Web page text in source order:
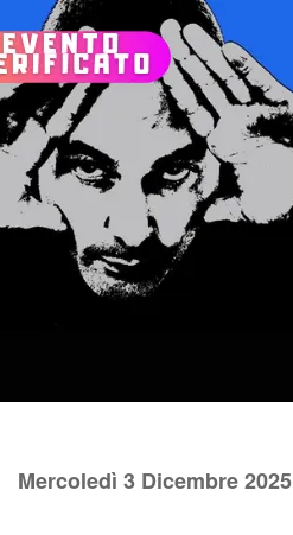
Mercoledì 3 Dicembre 2025